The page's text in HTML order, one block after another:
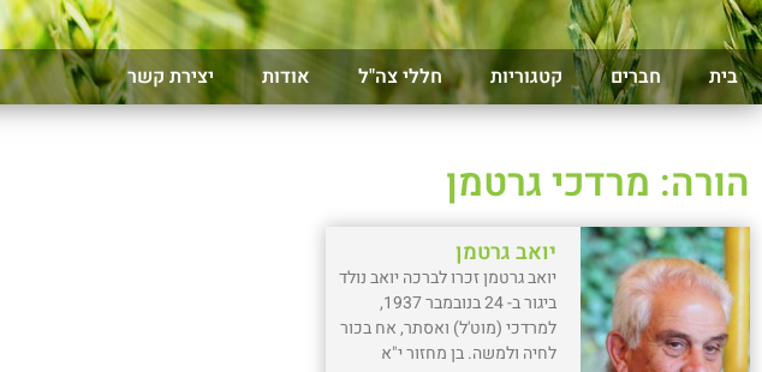
בית חברים קטגוריות חללי צה"ל אודות יצירת קשר
הורה: מרדכי גרטמן
יואב גרטמן
יואב גרטמן זכרו לברכה יואב נולד
ביגור ב- 24 בנובמבר 1937,
למרדכי (מוט'ל) ואסתר, אח בכור
לחיה ולמשה. בן מחזור י"א